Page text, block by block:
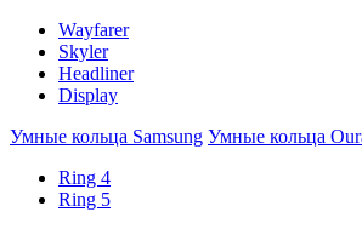
Wayfarer
Skyler
Headliner
Display
Умные кольца Samsung Умные кольца
Ring 4
Ring 5